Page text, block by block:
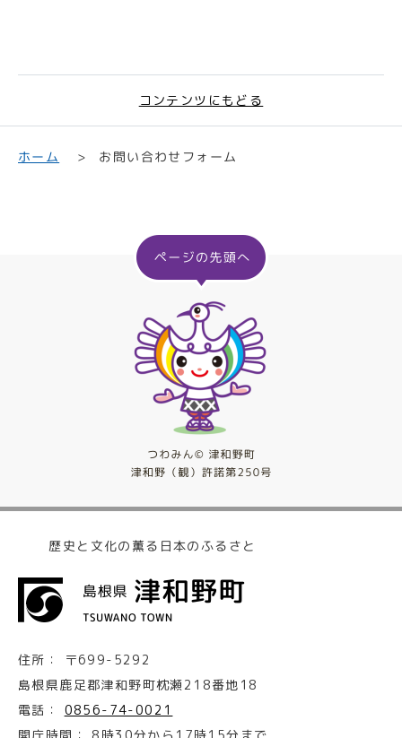
コンテンツにもどる
ホーム お問い合わせフォーム
歴史と文化の薫る日本のふるさと
住所：
〒699-5292
島根県鹿足郡津和野町枕瀬218番地18
電話：
0856-74-0021